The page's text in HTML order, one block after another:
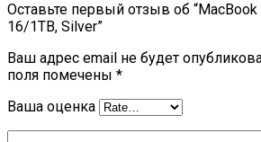
Оставьте первый отзыв об
16/1TB, Silver”
Ваш адрес email не будет
поля помечены *
Ваша оценка